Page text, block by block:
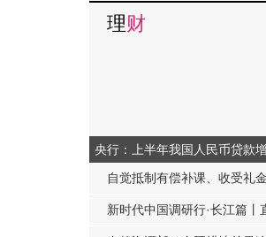
理财
央行：上半年我国人民币贷款
自觉抵制有偿补课、收受礼
科局发布《工作提醒函》
新时代中国调研行·长江篇丨